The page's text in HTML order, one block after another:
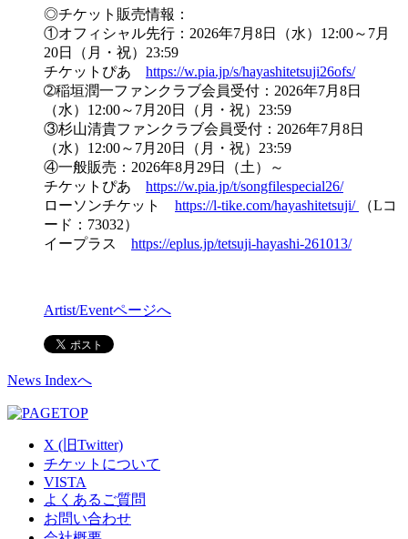
◎チケット販売情報：
①オフィシャル先行：2026年7月8日（水）12:00～7月
20日（月・祝）23:59
チケットぴあ https://w.pia.jp/s/hayashitetsuji26ofs/
➁稲垣潤一ファンクラブ会員受付：2026年7月8日
（水）12:00～7月20日（月・祝）23:59
③杉山清貴ファンクラブ会員受付：2026年7月8日
（水）12:00～7月20日（月・祝）23:59
④一般販売：2026年8月29日（土）～
チケットぴあ https://w.pia.jp/t/songfilespecial26/
ローソンチケット https://l-tike.com/hayashitetsuji/
（Lコ
ード：73032）
イープラス https://eplus.jp/tetsuji-hayashi-261013/
Artist/Eventページへ
News Indexへ
X (旧Twitter)
チケットについて
VISTA
よくあるご質問
お問い合わせ